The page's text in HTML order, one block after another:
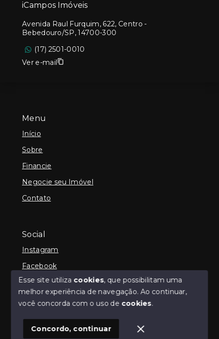
Menu
Início
Sobre
Financie
Negocie seu Imóvel
Contato
Social
Instagram
Facebook
© Copyright 2026 - iCampos Imóveis - Todos os
SITE PARA IMOBILIARIA
iCampos Imóveis
Avenida Raul Furquim, 622, Centro -
Bebedouro/SP, 14700-300
(17) 2501-0010
Ver e-mail
Esse site utiliza cookies, que possibilitam uma
melhor experiência de navegação.Ao continuar,
você concorda com o uso de cookies.
Concordo, continuar